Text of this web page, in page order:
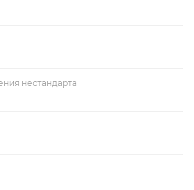
нестандарта